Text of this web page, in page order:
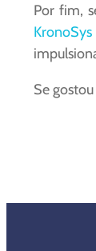
Por fim,
KronoSys
Se